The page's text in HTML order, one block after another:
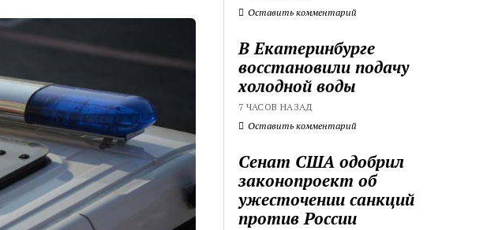
Оставить комментарий
В Екатеринбурге
восстановили подачу
холодной воды
7 ЧАСОВ НАЗАД
Оставить комментарий
Сенат США одобрил
законопроект об
ужесточении санкций
против России